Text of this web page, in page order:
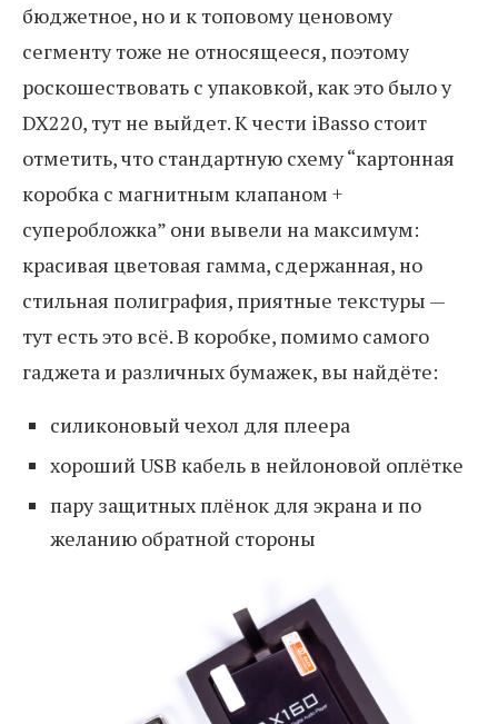
бюджетное, но и к топовому ценовому
сегменту тоже не относящееся, поэтому
роскошествовать с упаковкой, как это было у
DX220, тут не выйдет. К чести iBasso стоит
отметить, что стандартную схему “картонная
коробка с магнитным клапаном +
суперобложка” они вывели на максимум:
красивая цветовая гамма, сдержанная, но
стильная полиграфия, приятные текстуры —
тут есть это всё. В коробке, помимо самого
гаджета и различных бумажек, вы найдёте:
силиконовый чехол для плеера
хороший USB кабель в нейлоновой оплётке
пару защитных плёнок для экрана и по
желанию обратной стороны